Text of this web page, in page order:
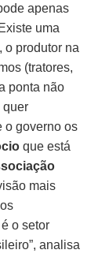
apenas
uma
, o produtor na
(tratores,
ponta não
quer
o governo os
que está
mais
o setor
analisa